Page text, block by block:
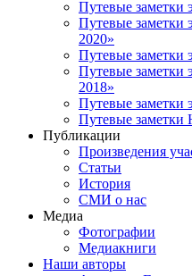
Путевые заметки
Путевые заметки
2020»
Путевые заметки
Путевые заметки
2018»
Путевые заметки
Путевые заметки
Публикации
Произведения
Статьи
История
СМИ о нас
Медиа
Фотографии
Медиакниги
Наши авторы